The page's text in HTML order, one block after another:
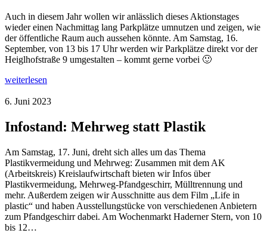
Auch in diesem Jahr wollen wir anlässlich dieses Aktionstages
wieder einen Nachmittag lang Parkplätze umnutzen und zeigen, wie
der öffentliche Raum auch aussehen könnte. Am Samstag, 16.
September, von 13 bis 17 Uhr werden wir Parkplätze direkt vor der
Heiglhofstraße 9 umgestalten – kommt gerne vorbei 🙂
weiterlesen
6. Juni 2023
Infostand: Mehrweg statt Plastik
Am Samstag, 17. Juni, dreht sich alles um das Thema
Plastikvermeidung und Mehrweg: Zusammen mit dem AK
(Arbeitskreis) Kreislaufwirtschaft bieten wir Infos über
Plastikvermeidung, Mehrweg-Pfandgeschirr, Mülltrennung und
mehr. Außerdem zeigen wir Ausschnitte aus dem Film „Life in
plastic“ und haben Ausstellungstücke von verschiedenen Anbietern
zum Pfandgeschirr dabei. Am Wochenmarkt Haderner Stern, von 10
bis 12…